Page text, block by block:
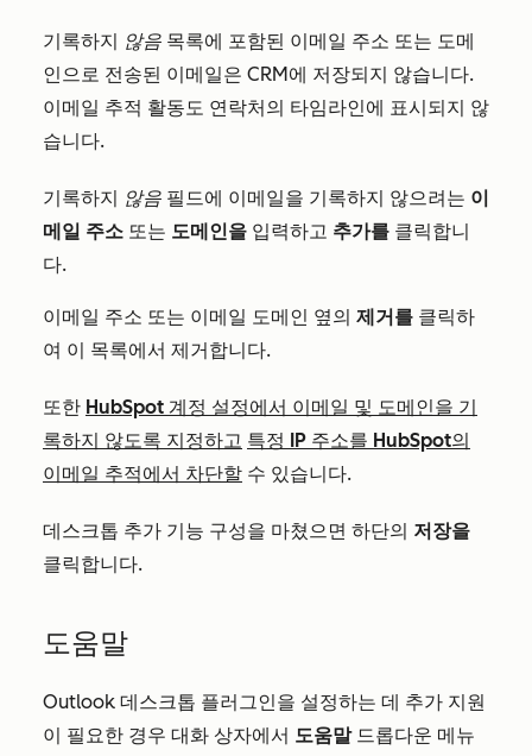
기록하지 않음 목록에 포함된 이메일 주소 또는 도메
인으로 전송된 이메일은 CRM에 저장되지 않습니다.
이메일 추적 활동도 연락처의 타임라인에 표시되지 않
습니다.
기록하지 않음 필드에 이메일을 기록하지 않으려는 이
메일 주소 또는 도메인을 입력하고 추가를 클릭합니
다.
이메일 주소 또는 이메일 도메인 옆의 제거를 클릭하
여 이 목록에서 제거합니다.
또한 HubSpot 계정 설정에서 이메일 및 도메인을 기
록하지 않도록 지정하고 특정 IP 주소를 HubSpot의
이메일 추적에서 차단할 수 있습니다.
데스크톱 추가 기능 구성을 마쳤으면 하단의 저장을
클릭합니다.
도움말
Outlook 데스크톱 플러그인을 설정하는 데 추가 지원
이 필요한 경우 대화 상자에서 도움말 드롭다운 메뉴